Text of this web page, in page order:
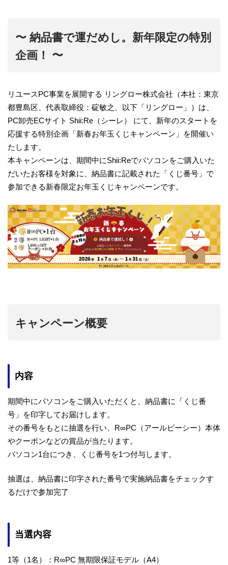
〜 納品書で運だめし。新年限定の特別
企画！ 〜
リユースPC事業を展開する リングロー株式会社（本社：東京
都豊島区、代表取締役：碇敏之、以下「リングロー」）は、
PC卸売ECサイト Shii:Re（シーレ） にて、新年のスタートを
応援する特別企画「新春お年玉くじキャンペーン」を開催い
たします。
本キャンペーンは、期間中にShii:Reでパソコンをご購入いた
だいたお客様を対象に、納品書に記載された「くじ番号」で
参加できる新春限定お年玉くじキャンペーンです。
キャンペーン概要
内容
期間中にパソコンをご購入いただくと、納品書に「くじ番
号」を印字してお届けします。
その番号をもとに抽選を行い、R∞PC（アールピーシー）本体
やクーポンなどの賞品が当たります。
パソコン1台につき、くじ番号を1つ付与します。
抽選は、納品書に印字された番号で実施納品書をチェックす
るだけで参加完了
当選内容
1等（1名）：R∞PC 無期限保証モデル（A4）